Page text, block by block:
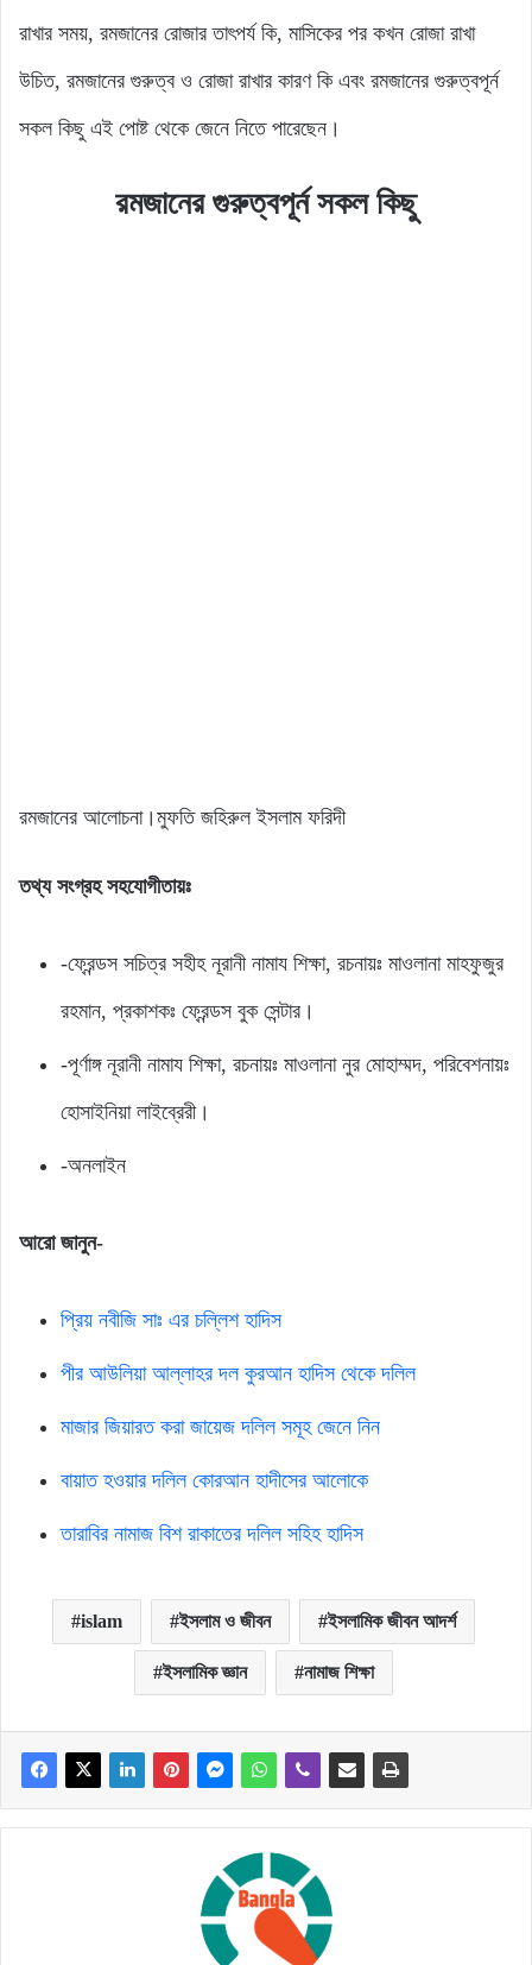
রাখার সময়, রমজানের রোজার তাৎপর্য কি, মাসিকের পর কখন রোজা রাখা
উচিত, রমজানের গুরুত্ব ও রোজা রাখার কারণ কি এবং রমজানের গুরুত্বপূর্ন
সকল কিছু এই পোষ্ট থেকে জেনে নিতে পারেছেন।
রমজানের গুরুত্বপূর্ন সকল কিছু
রমজানের আলোচনা।মুফতি জহিরুল ইসলাম ফরিদী
তথ্য সংগ্রহ সহযোগীতায়ঃ
-ফ্রেন্ডস সচিত্র সহীহ নূরানী নামায শিক্ষা, রচনায়ঃ মাওলানা মাহফুজুর
রহমান, প্রকাশকঃ ফ্রেন্ডস বুক সেন্টার।
-পূর্ণাঙ্গ নূরানী নামায শিক্ষা, রচনায়ঃ মাওলানা নুর মোহাম্মদ, পরিবেশনায়ঃ
হোসাইনিয়া লাইব্রেরী।
-অনলাইন
আরো জানুন-
প্রিয় নবীজি সাঃ এর চল্লিশ হাদিস
পীর আউলিয়া আল্লাহর দল কুরআন হাদিস থেকে দলিল
মাজার জিয়ারত করা জায়েজ দলিল সমূহ জেনে নিন
বায়াত হওয়ার দলিল কোরআন হাদীসের আলোকে
তারাবির নামাজ বিশ রাকাতের দলিল সহিহ হাদিস
islam ইসলাম ও জীবন ইসলামিক জীবন আদর্শ
ইসলামিক জ্ঞান নামাজ শিক্ষা